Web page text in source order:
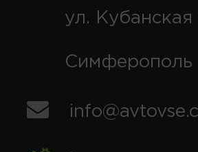
ул. Кубанская
Симферополь